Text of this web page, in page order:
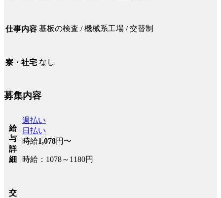
仕事内容 基板の検査 / 機械系工場 / 交替制
寮・社宅 なし
募集内容
給
与
詳
細
週払い
日払い
時給1,078円〜
時給：1078～1180円
交